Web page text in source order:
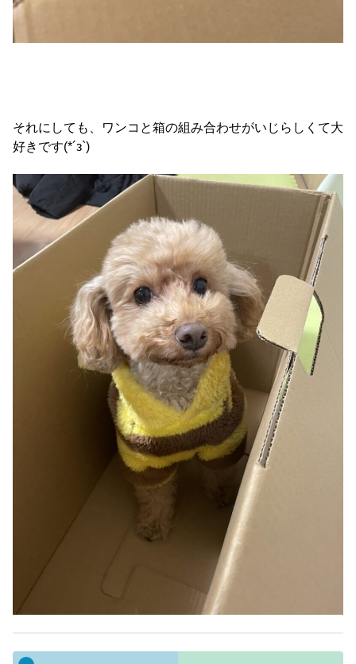
それにしても、ワンコと箱の組み合わせがいじらしくて大
好きです(*´з`)